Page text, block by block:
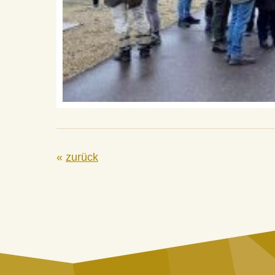
« zurück